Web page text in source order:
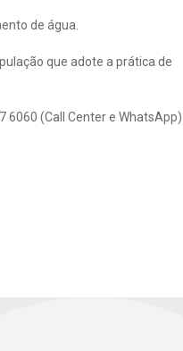
de água.
que adote a prática de
(Call Center e WhatsApp)